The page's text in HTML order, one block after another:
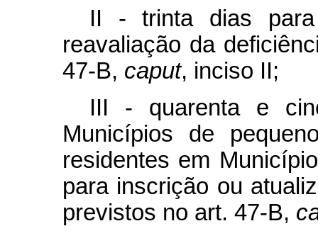
II - trinta dias para
reavaliação da
47-B, caput, inciso II;
III - quarenta e
Municípios de
residentes em
para inscrição ou
previstos no art. 47-B,